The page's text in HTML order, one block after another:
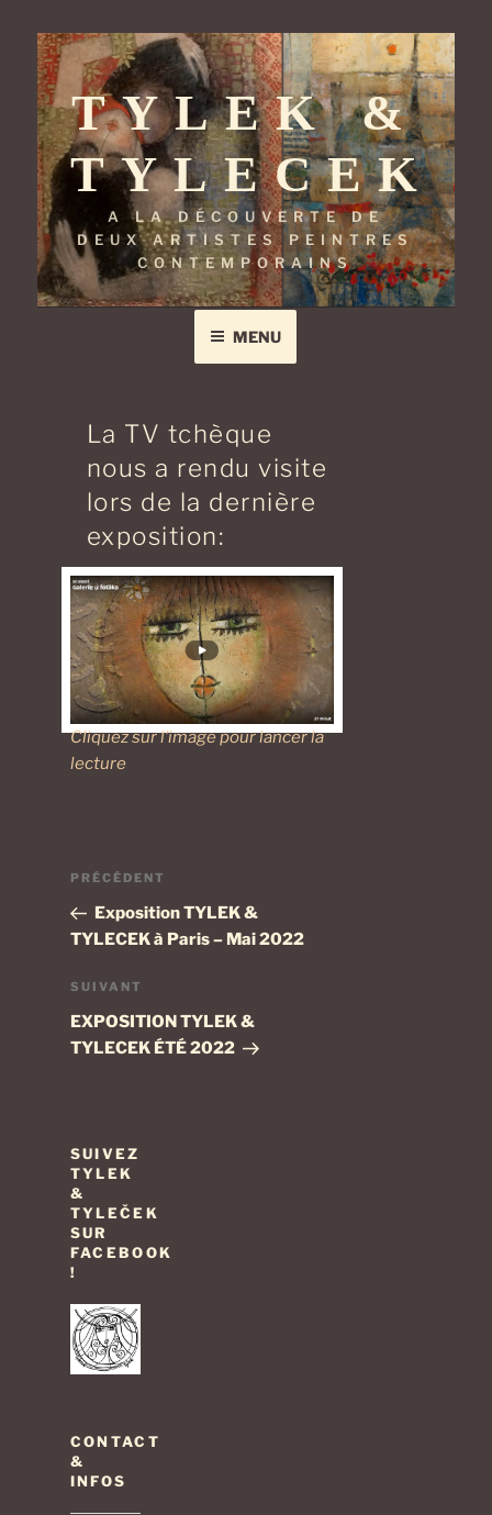
Aller
au
contenu
principalTYLEK &
TYLECEK
A LA DÉCOUVERTE DE
DEUX ARTISTES PEINTRES
CONTEMPORAINS
MENU
La TV tchèque
nous a rendu visite
lors de la dernière
exposition:
Cliquez sur l’image pour lancer la
lecture
Navigation
l’article
Article
précédent
PRÉCÉDENT
Exposition TYLEK &
TYLECEK à Paris – Mai 2022
Article
suivant
SUIVANT
EXPOSITION TYLEK &
TYLECEK ÉTÉ 2022
SUIVEZ
TYLEK
&
TYLEČEK
SUR
FACEBOOK
!
CONTACT
&
INFOS